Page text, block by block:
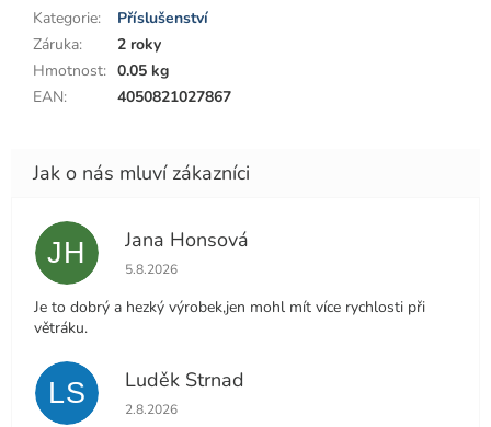
Kategorie:
Příslušenství
Záruka:
2 roky
Hmotnost: 0.05 kg
EAN: 4050821027867
JH Jana Honsová
Hodnocení obchodu je 5 z 5 hvězdiček.
5.8.2026
Je to dobrý a hezký výrobek,jen mohl mít více rychlosti při
větráku.
LS Luděk Strnad
Hodnocení obchodu je 5 z 5 hvězdiček.
2.8.2026